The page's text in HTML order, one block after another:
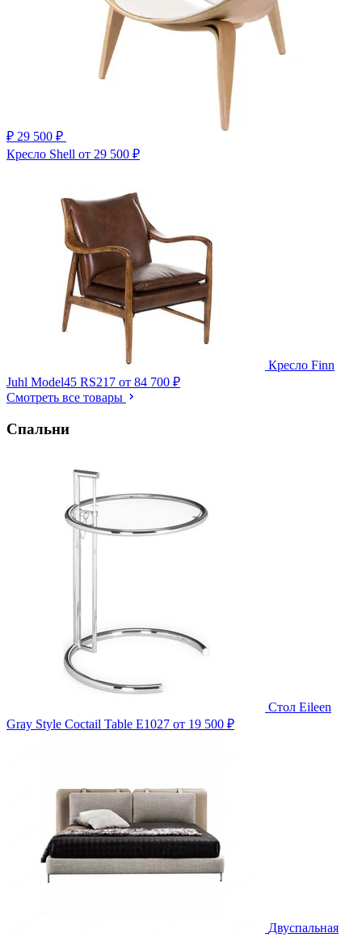
₽ 29 500 ₽
Кресло Shell от 29 500 ₽
Кресло Finn
Juhl Model45 RS217 от 84 700 ₽
Смотреть все товары
Спальни
Стол Eileen
Gray Style Coctail Table E1027 от 19 500 ₽
Двуспальная